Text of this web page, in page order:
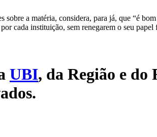
a matéria, considera, para já, que “é
cada instituição, sem renegarem o seu
UBI, da Região e do